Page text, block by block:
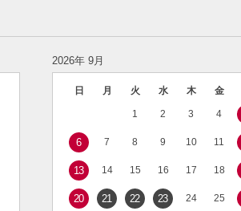
2026年 9月
日 月 火 水 木 金
1 2 3 4
6 7 8 9 10 11
13 14 15 16 17 18
20 21 22 23 24 25